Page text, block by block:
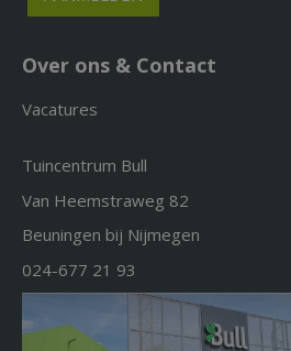
Over ons & Contact
Vacatures
Tuincentrum Bull
Van Heemstraweg 82
Beuningen bij Nijmegen
024-677 21 93